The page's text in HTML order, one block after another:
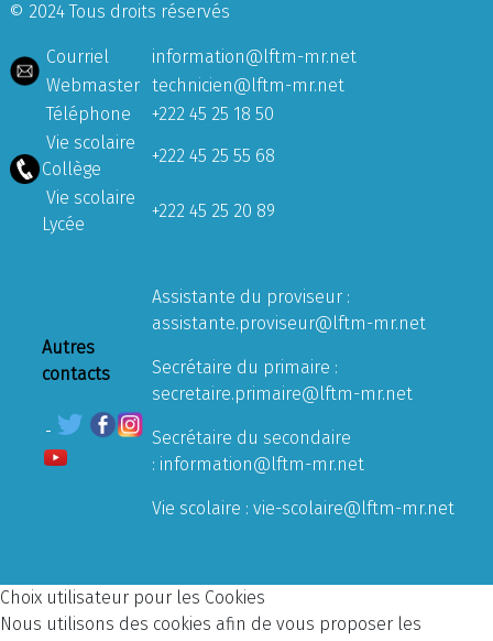
© 2024 Tous droits réservés
Courriel
information@lftm-mr.net
Webmaster technicien@lftm-mr.net
Téléphone
+222 45 25 18 50
Vie scolaire
Collège
+222 45 25 55 68
Vie scolaire
Lycée
+222 45 25 20 89
Autres
contacts
Assistante du proviseur :
assistante.proviseur@lftm-mr.net
Secrétaire du primaire :
secretaire.primaire@lftm-mr.net
Secrétaire du secondaire
: information@lftm-mr.net
Vie scolaire : vie-scolaire@lftm-mr.net
Choix utilisateur pour les Cookies
Nous utilisons des cookies afin de vous proposer les